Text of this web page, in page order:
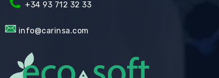
+34 93 712 32 33
info@carinsa.com